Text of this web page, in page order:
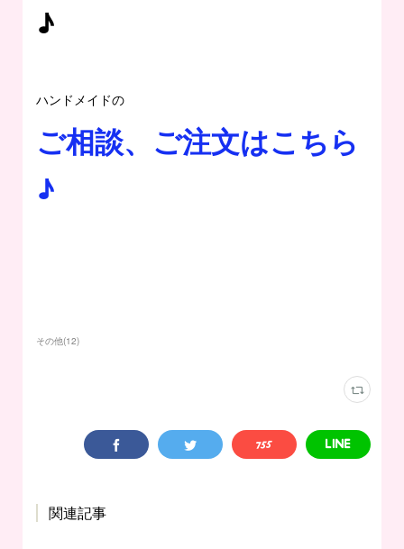
♪
ハンドメイドの
ご相談、ご注文はこちら
♪
その他(12)
関連記事